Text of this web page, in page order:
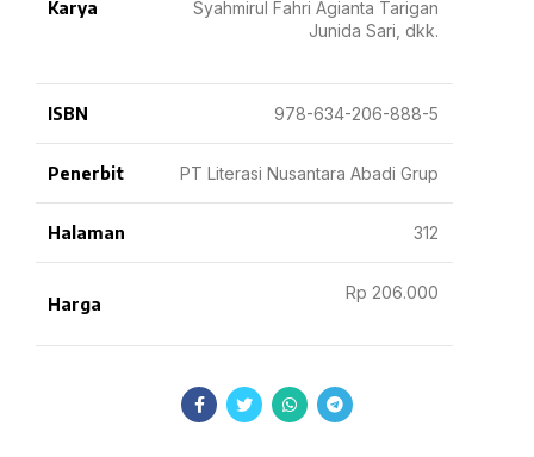
Karya
Syahmirul Fahri Agianta Tarigan
Junida Sari, dkk.
ISBN 978-634-206-888-5
Penerbit PT Literasi Nusantara Abadi Grup
Halaman 312
Harga
Rp 206.000